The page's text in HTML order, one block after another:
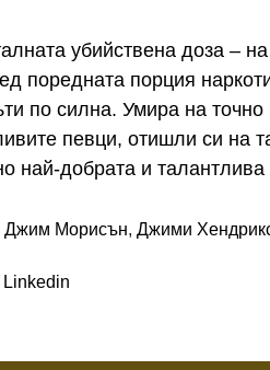
убийствена доза –
поредната порция
по силна. Умира на
певци, отишли си на
най-добрата и
Джим Морисън, Джими
Linkedin